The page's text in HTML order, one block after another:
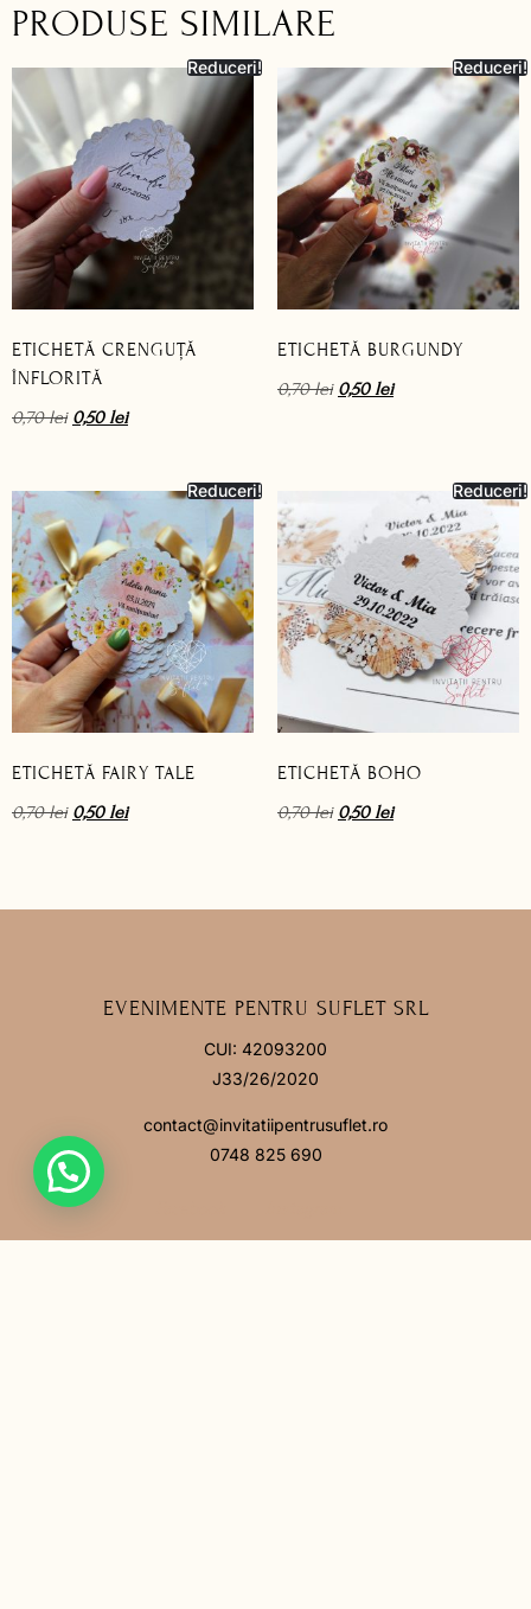
PRODUSE SIMILARE
Reduceri!
ETICHETĂ CRENGUȚĂ
ÎNFLORITĂ
0,70lei 0,50 lei
Reduceri!
ETICHETĂ BURGUNDY
0,70lei 0,50 lei
Reduceri!
ETICHETĂ FAIRY TALE
0,70lei 0,50 lei
Reduceri!
ETICHETĂ BOHO
0,70lei 0,50 lei
EVENIMENTE PENTRU SUFLET SRL
CUI: 42093200
J33/26/2020
contact@invitatiipentrusuflet.ro
0748 825 690